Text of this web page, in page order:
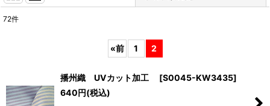
72件
«前 1 2
播州織 UVカット加工 [S0045-KW3435]
640円(税込)